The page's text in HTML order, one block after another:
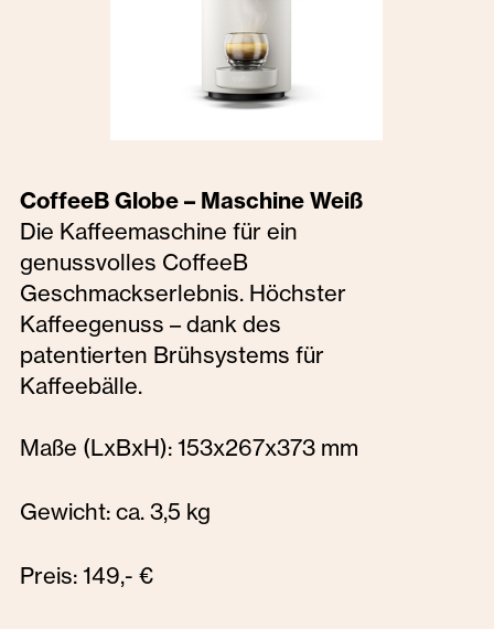
CoffeeB Globe – Maschine Weiß
Die Kaffeemaschine für ein
genussvolles CoffeeB
Geschmackserlebnis. Höchster
Kaffeegenuss – dank des
patentierten Brühsystems für
Kaffeebälle.
Maße (LxBxH): 153x267x373 mm
Gewicht: ca. 3,5 kg
Preis: 149,- €